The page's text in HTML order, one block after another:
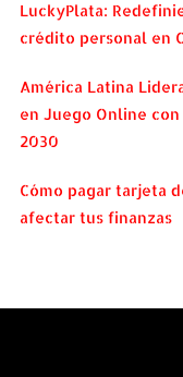
LuckyPlata:
crédito personal en
América Latina
en Juego Online
2030
Cómo pagar tarjeta
afectar tus finanzas